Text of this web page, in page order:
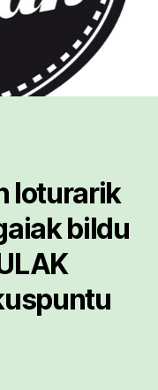
loturarik
bildu